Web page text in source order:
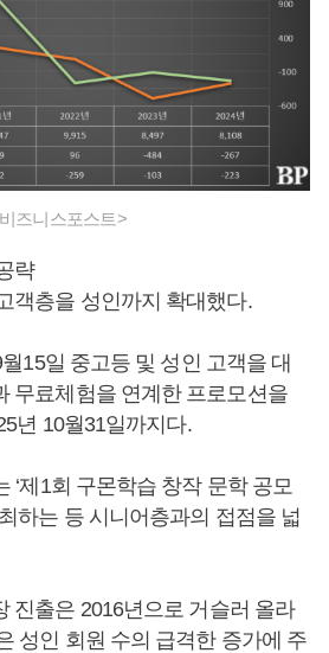
즈니스포스트>
략
객층을 성인까지 확대했다.
15일 중고등 및 성인 고객을 대
무료체험을 연계한 프로모션을
년 10월31일까지다.
‘제1회 구몬학습 창작 문학 공모
하는 등 시니어층과의 접점을 넓
진출은 2016년으로 거슬러 올라
성인 회원 수의 급격한 증가에 주